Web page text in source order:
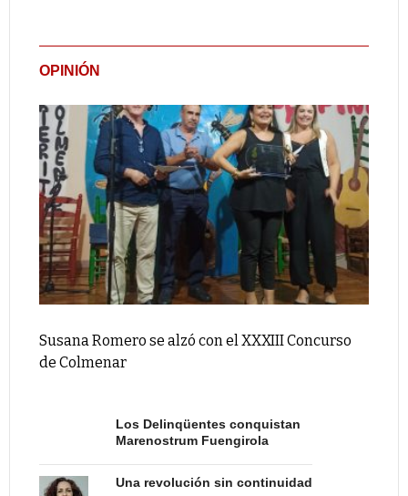
OPINIÓN
Susana Romero se alzó con el XXXIII Concurso
de Colmenar
Los Delinqüentes conquistan
Marenostrum Fuengirola
Una revolución sin continuidad